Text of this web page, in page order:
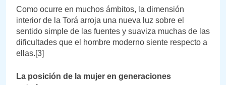
Como ocurre en muchos ámbitos, la dimensión
interior de la Torá arroja una nueva luz sobre el
sentido simple de las fuentes y suaviza muchas de las
dificultades que el hombre moderno siente respecto a
ellas.[3]
La posición de la mujer en generaciones